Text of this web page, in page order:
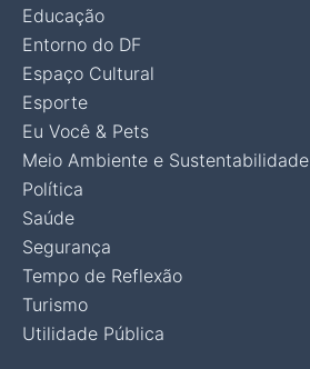
Educação
Entorno do DF
Espaço Cultural
Esporte
Eu Você & Pets
Meio Ambiente e Sustentabilidade
Política
Saúde
Segurança
Tempo de Reflexão
Turismo
Utilidade Pública